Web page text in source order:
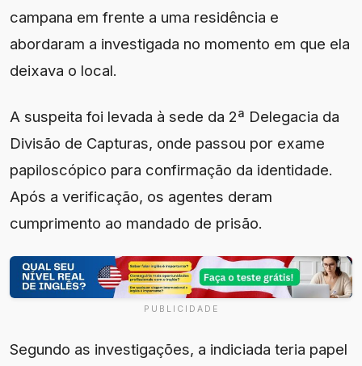
campana em frente a uma residência e
abordaram a investigada no momento em que ela
deixava o local.
A suspeita foi levada à sede da 2ª Delegacia da
Divisão de Capturas, onde passou por exame
papiloscópico para confirmação da identidade.
Após a verificação, os agentes deram
cumprimento ao mandado de prisão.
PUBLICIDADE
Segundo as investigações, a indiciada teria papel